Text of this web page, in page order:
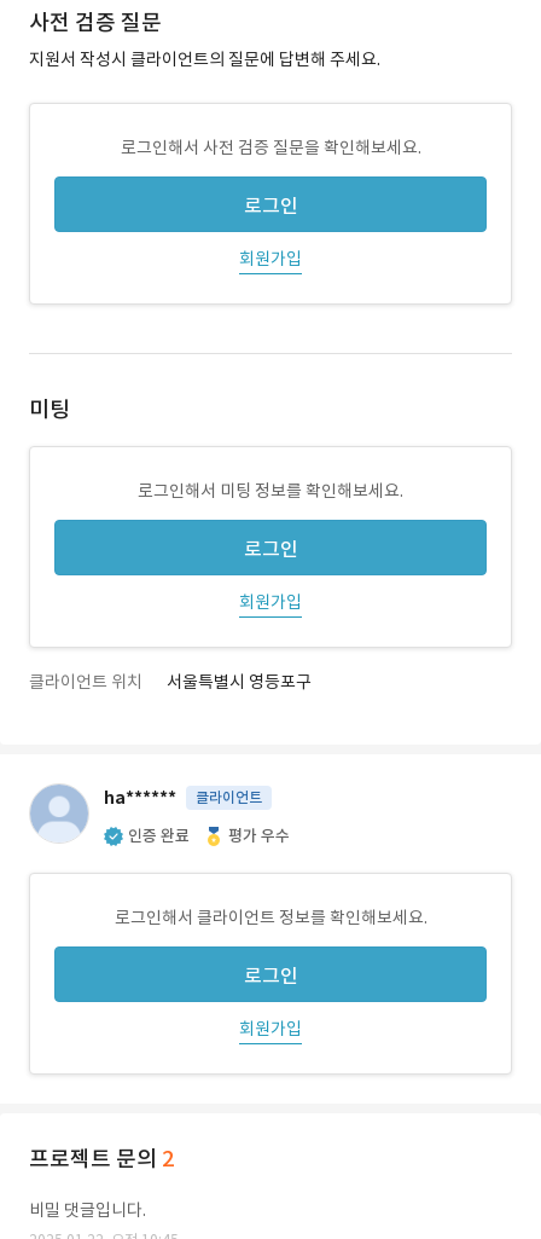
사전 검증 질문
지원서 작성시 클라이언트의 질문에 답변해 주세요.
로그인해서 사전 검증 질문을 확인해보세요.
로그인
회원가입
미팅
로그인해서 미팅 정보를 확인해보세요.
로그인
회원가입
클라이언트 위치 서울특별시 영등포구
ha****** 클라이언트
인증 완료 평가 우수
로그인해서 클라이언트 정보를 확인해보세요.
로그인
회원가입
프로젝트 문의 2
비밀 댓글입니다.